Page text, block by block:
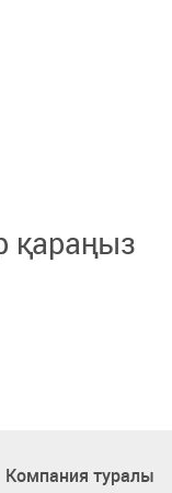
қараңыз
Компания туралы